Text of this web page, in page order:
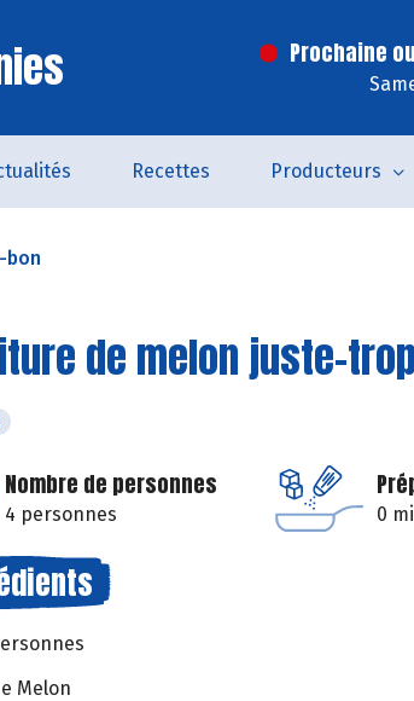
Prochaine
Recettes Producteurs
bon
de melon juste-
Nombre de personnes
4 personnes 0
Melon